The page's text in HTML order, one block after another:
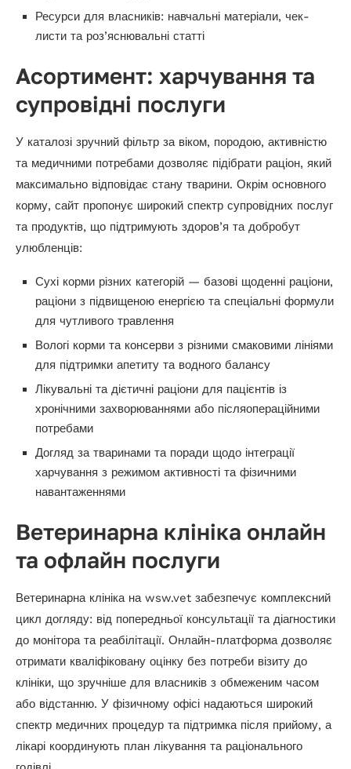
Ресурси для власників: навчальні матеріали, чек-
листи та роз’яснювальні статті
Асортимент: харчування та
супровідні послуги
У каталозі зручний фільтр за віком, породою, активністю
та медичними потребами дозволяє підібрати раціон, який
максимально відповідає стану тварини. Окрім основного
корму, сайт пропонує широкий спектр супровідних послуг
та продуктів, що підтримують здоров’я та добробут
улюбленців:
Сухі корми різних категорій — базові щоденні раціони,
раціони з підвищеною енергією та спеціальні формули
для чутливого травлення
Вологі корми та консерви з різними смаковими лініями
для підтримки апетиту та водного балансу
Лікувальні та дієтичні раціони для пацієнтів із
хронічними захворюваннями або післяопераційними
потребами
Догляд за тваринами та поради щодо інтеграції
харчування з режимом активності та фізичними
навантаженнями
Ветеринарна клініка онлайн
та офлайн послуги
Ветеринарна клініка на wsw.vet забезпечує комплексний
цикл догляду: від попередньої консультації та діагностики
до монітора та реабілітації. Онлайн-платформа дозволяє
отримати кваліфіковану оцінку без потреби візиту до
клініки, що зручніше для власників з обмеженим часом
або відстанню. У фізичному офісі надаються широкий
спектр медичних процедур та підтримка після прийому, а
лікарі координують план лікування та раціонального